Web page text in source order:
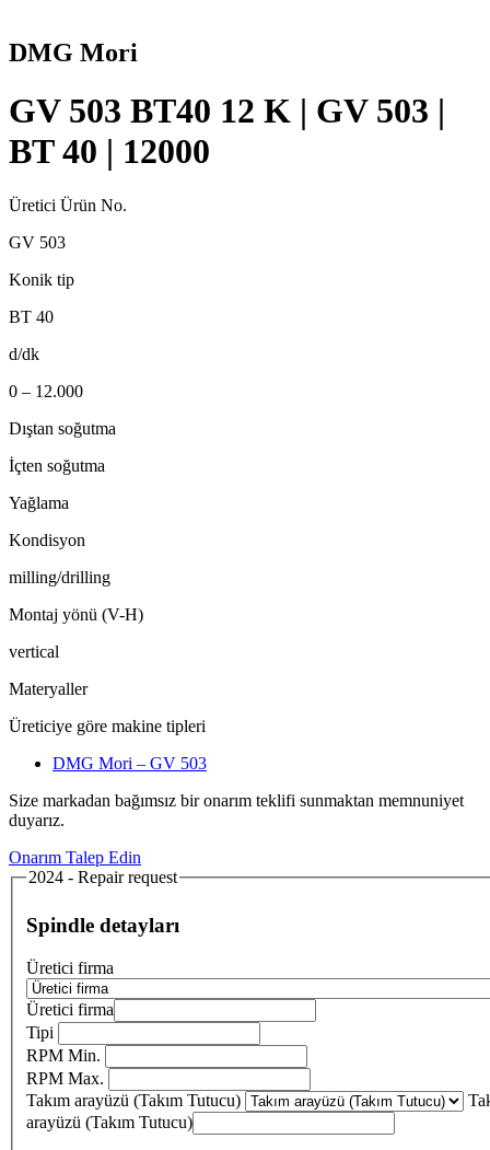
DMG Mori
GV 503 BT40 12 K | GV 503 |
BT 40 | 12000
Üretici Ürün No.
GV 503
Konik tip
BT 40
d/dk
0 – 12.000
Dıştan soğutma
İçten soğutma
Yağlama
Kondisyon
milling/drilling
Montaj yönü (V-H)
vertical
Materyaller
Üreticiye göre makine tipleri
DMG Mori – GV 503
Size markadan bağımsız bir onarım teklifi sunmaktan memnuniyet
duyarız.
Onarım Talep Edin
2024 - Repair request
Spindle detayları
Üretici firma
Üretici firma
Tipi
RPM Min.
RPM Max.
Takım arayüzü (Takım Tutucu)
arayüzü (Takım Tutucu)